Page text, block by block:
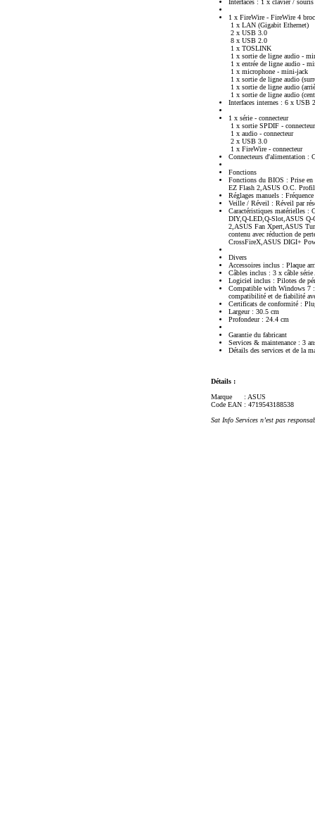
Interfaces : 1 x clavier /
1 x FireWire - FireWire 4
1 x LAN (Gigabit Ethernet)
2 x USB 3.0
8 x USB 2.0
1 x TOSLINK
1 x sortie de ligne audio -
1 x entrée de ligne audio -
1 x microphone - mini-jack
1 x sortie de ligne audio
1 x sortie de ligne audio
1 x sortie de ligne audio
Interfaces internes : 6 x USB
1 x série - connecteur
1 x sortie SPDIF - connecteur
1 x audio - connecteur
2 x USB 3.0
1 x FireWire - connecteur
Connecteurs d'alimentation :
Fonctions
Fonctions du BIOS : Prise
EZ Flash 2,ASUS O.C.
Réglages manuels :
Veille / Réveil : Réveil par
Caractéristiques matérielles
DIY,Q-LED,Q-Slot,ASUS Q-
2,ASUS Fan Xpert,ASUS
contenu avec réduction de
CrossFireX,ASUS DIGI+
Divers
Accessoires inclus : Plaque
Câbles inclus : 3 x câble série
Logiciel inclus : Pilotes de
Compatible with Windows 7
compatibilité et de fiabilité
Certificats de conformité :
Largeur : 30.5 cm
Profondeur : 24.4 cm
Garantie du fabricant
Services & maintenance : 3
Détails des services et de la
Détails :
Marque
: ASUS
Code EAN : 4719543188538
Sat Info Services n’est pas